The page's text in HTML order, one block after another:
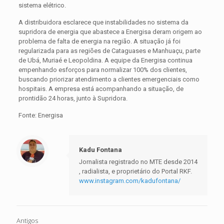
sistema elétrico.
A distribuidora esclarece que instabilidades no sistema da
supridora de energia que abastece a Energisa deram origem ao
problema de falta de energia na região. A situação já foi
regularizada para as regiões de Cataguases e Manhuaçu, parte
de Ubá, Muriaé e Leopoldina. A equipe da Energisa continua
empenhando esforços para normalizar 100% dos clientes,
buscando priorizar atendimento a clientes emergenciais como
hospitais. A empresa está acompanhando a situação, de
prontidão 24 horas, junto à Supridora.
Fonte: Energisa
Kadu Fontana
Jornalista registrado no MTE desde 2014
, radialista, e proprietário do Portal RKF.
www.instagram.com/kadufontana/
Antigos